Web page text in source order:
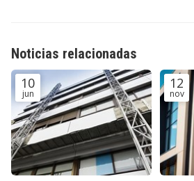
Noticias relacionadas
10
jun
12
nov